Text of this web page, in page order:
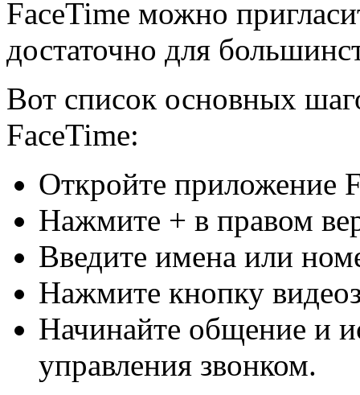
FaceTime можно
достаточно для
Вот список основных
FaceTime:
Откройте приложение
Нажмите + в правом
Введите имена или
Нажмите кнопку
Начинайте общение и
управления звонком.